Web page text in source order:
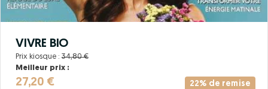
22% de remise
VIVRE BIO
Prix kiosque : 34,80 €
Meilleur prix :
27,20 €